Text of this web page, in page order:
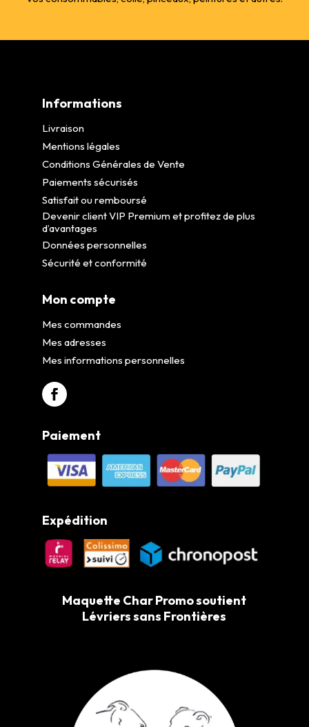
Informations
Livraison
Mentions légales
Conditions Générales de Vente
Paiements sécurisés
Satisfait ou remboursé
Devenir client VIP Premium et profitez de plus
d’avantages
Données personnelles
Sécurité et conformité
Mon compte
Mes commandes
Mes adresses
Mes informations personnelles
Paiement
Expédition
Maquette Char Promo soutient
Lévriers sans Frontières